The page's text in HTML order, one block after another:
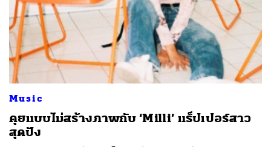
Music
คุยแบบไม่สร้างภาพกับ ‘Milli’ แร็ปเปอร์สาว
สุดปัง